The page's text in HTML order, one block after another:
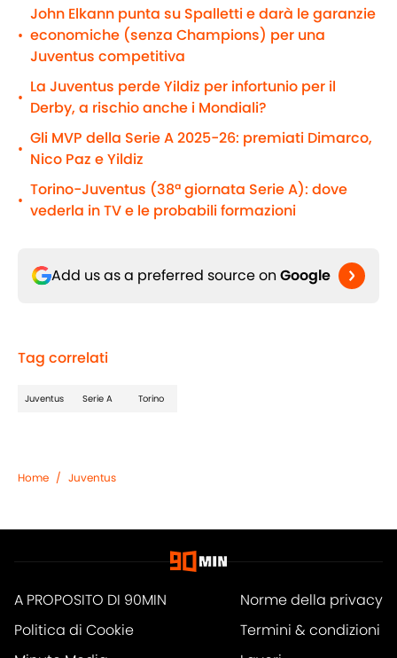
•
John Elkann punta su Spalletti e darà le garanzie
economiche (senza Champions) per una
Juventus competitiva
•
La Juventus perde Yildiz per infortunio per il
Derby, a rischio anche i Mondiali?
•
Gli MVP della Serie A 2025-26: premiati Dimarco,
Nico Paz e Yildiz
•
Torino-Juventus (38ª giornata Serie A): dove
vederla in TV e le probabili formazioni
Add us as a preferred source on Google
Tag correlati
Juventus Serie A Torino
Home / Juventus
A PROPOSITO DI 90MIN
Norme della privacy
Politica di Cookie
Termini & condizioni